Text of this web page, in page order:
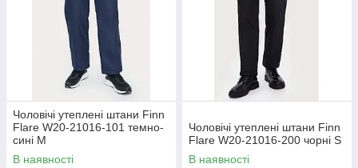
Чоловічі утеплені штани Finn
Flare W20-21016-101 темно-
сині M
В наявності
Чоловічі утеплені штани Finn
Flare W20-21016-200 чорні S
В наявності